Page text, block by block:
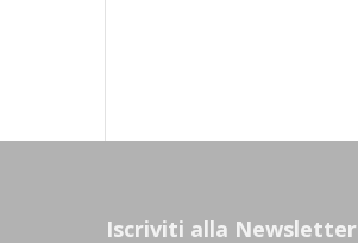
Iscriviti alla Newsletter